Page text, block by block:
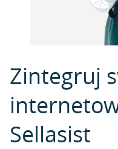
Zintegruj
Sellasist